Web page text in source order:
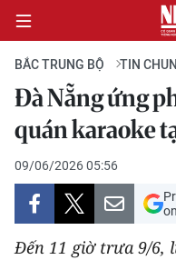
CHÍNH TRỊ
KINH TẾ
VĂN HÓA
XÃ HỘI
BẮC TRUNG BỘ TIN
Đà Nẵng ứng
quán karaoke
09/06/2026 05:56
Đến 11 giờ trưa 9/6,